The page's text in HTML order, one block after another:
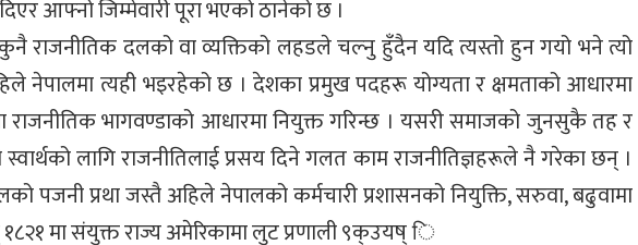
आफ्नो जिम्मेवारी पूरा भएको ठानेको छ ।
राजनीतिक दलको वा व्यक्तिको लहडले चल्नु हुँदैन यदि त्यस्तो हुन गयो भने त्यो
नेपालमा त्यही भइरहेको छ । देशका प्रमुख पदहरू योग्यता र क्षमताको आधारमा
राजनीतिक भागवण्डाको आधारमा नियुक्त गरिन्छ । यसरी समाजको जुनसुकै तह र
लागि राजनीतिलाई प्रसय दिने गलत काम राजनीतिज्ञहरूले नै गरेका छन् ।
पजनी प्रथा जस्तै अहिले नेपालको कर्मचारी प्रशासनको नियुक्ति, सरुवा, बढुवामा
मा संयुक्त राज्य अमेरिकामा लुट प्रणाली ९क्उयष् ि